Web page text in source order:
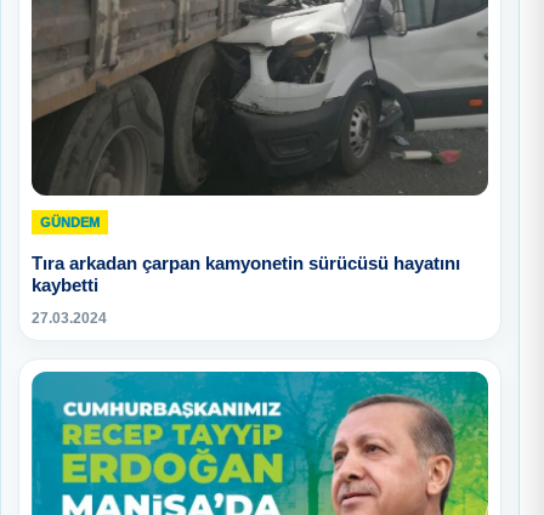
GÜNDEM
Tıra arkadan çarpan kamyonetin sürücüsü hayatını
kaybetti
27.03.2024